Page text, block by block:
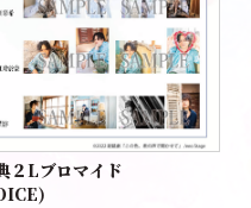
２Lブロマイド